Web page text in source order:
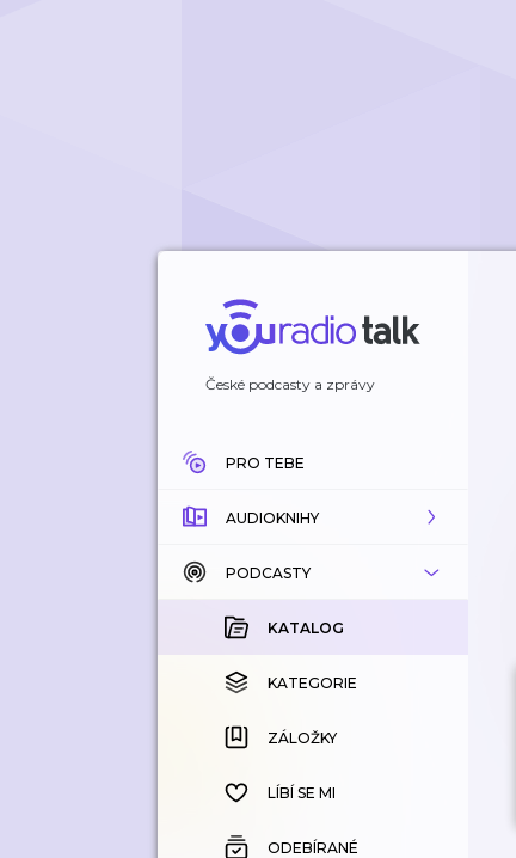
České podcasty a zprávy
PRO TEBE
AUDIOKNIHY
KATALOG
KOUPENÉ
KATEGORIE
ZÁLOŽKY
HISTORIE
PODCASTY
KATALOG
KATEGORIE
ZÁLOŽKY
LÍBÍ SE MI
ODEBÍRANÉ